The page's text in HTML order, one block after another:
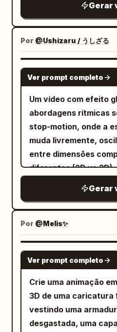
Gerar
Por @Ushizaru / うしざる
Ver prompt completo
Um vídeo com efeito
abordagens rítmicas
stop-motion, onde a
muda livremente,
entre dimensões
diferentes (2D vs 3D),
Termina com um
estilo 'browser-
Elimine
câmera suaves; use
pop! pop!' para
incrementais no rosto.
características
precisam ser
envolve cortes secos
action bruto, anime
Gerar
Por @Melis✨
Ver prompt completo
Crie uma animação
3D de uma caricatura
vestindo uma
desgastada, uma